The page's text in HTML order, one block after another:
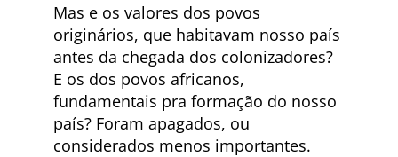
Mas e os valores dos povos
originários, que habitavam nosso país
antes da chegada dos colonizadores?
E os dos povos africanos,
fundamentais pra formação do nosso
país? Foram apagados, ou
considerados menos importantes.